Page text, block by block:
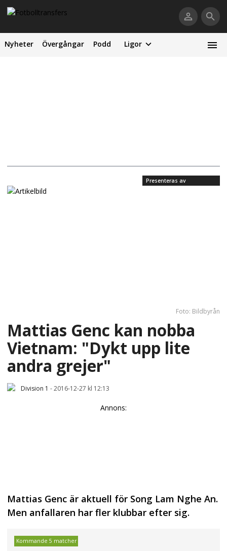
Nyheter Övergångar Podd Ligor
Presenteras av
Foto: Bildbyrån
Mattias Genc kan nobba
Vietnam: "Dykt upp lite
andra grejer"
Division 1 -2016-12-27 kl 12:13
Annons:
Mattias Genc är aktuell för Song Lam Nghe An.
Men anfallaren har fler klubbar efter sig.
Kommande 5 matcher